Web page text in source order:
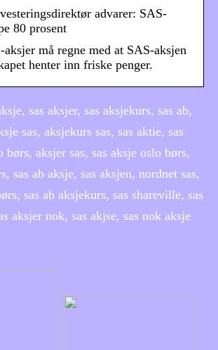
advarer: SAS-
80 prosent
må regne med at SAS-aksjen
henter inn friske penger.
sas aksjer, sas aksjekurs, sas ab,
sas, aksjekurs sas, sas aktie, sas
børs, aksjer sas, sas aksje oslo børs,
sas ab aksje, sas aksjen, nordnet sas,
sas ab aksjekurs, sas shareville, sas
aksjer nok, sas akjse, sas nok aksje